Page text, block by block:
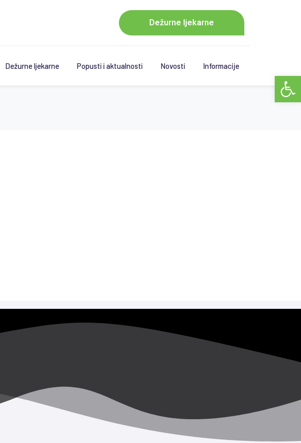
Dežurne ljekarne
Dežurne ljekarne Popusti i aktualnosti Novosti Informacije